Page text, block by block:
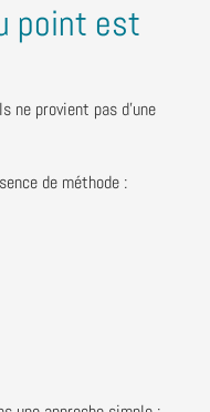
point est
ne provient pas d'une
de méthode :